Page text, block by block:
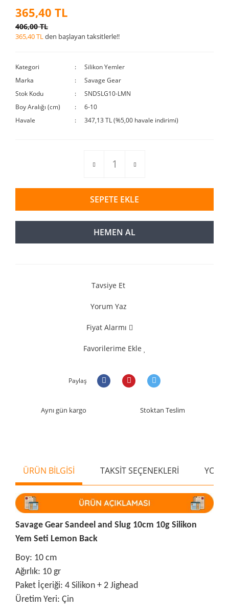
365,40 TL
406,00 TL
365,40 TLden başlayan taksitlerle!!
Kategori
Silikon Yemler
Marka
Savage Gear
Stok Kodu
SNDSLG10-LMN
Boy Aralığı (cm)
6-10
Havale
347,13 TL (%5,00 havale indirimi)
SEPETE EKLE
HEMEN AL
Tavsiye Et
Yorum Yaz
Fiyat Alarmı
Favorilerime Ekle
Paylaş
Aynı gün kargo Stoktan Teslim
ÜRÜN BİLGİSİ TAKSİT SEÇENEKLERİ
Savage Gear Sandeel and Slug 10cm 10g Silikon
Yem Seti Lemon Back
Boy: 10 cm
Ağırlık: 10 gr
Paket İçeriği: 4 Silikon + 2 Jighead
Üretim Yeri: Çin